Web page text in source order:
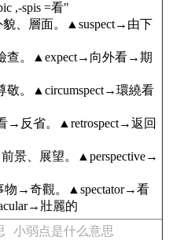
,-spis =看"
、層面。▲suspect→由下
查。▲expect→向外看→期
。▲circumspect→環繞看
→反省。▲retrospect→返回
景、展望。▲perspective→
物→奇觀。▲spectator→看
壯麗的
小弱点是什么意思